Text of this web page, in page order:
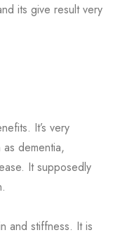
its give result very
It’s very
dementia,
It supposedly
and stiffness. It is